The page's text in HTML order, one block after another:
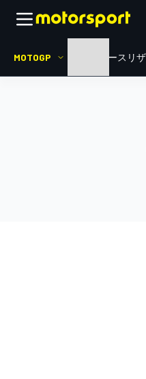
MOTOGP ニュース リ